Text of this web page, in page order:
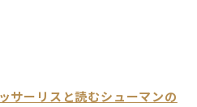
サーリスと読むシューマンの